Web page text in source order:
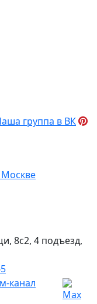
Москве
8с2, 4 подъезд,